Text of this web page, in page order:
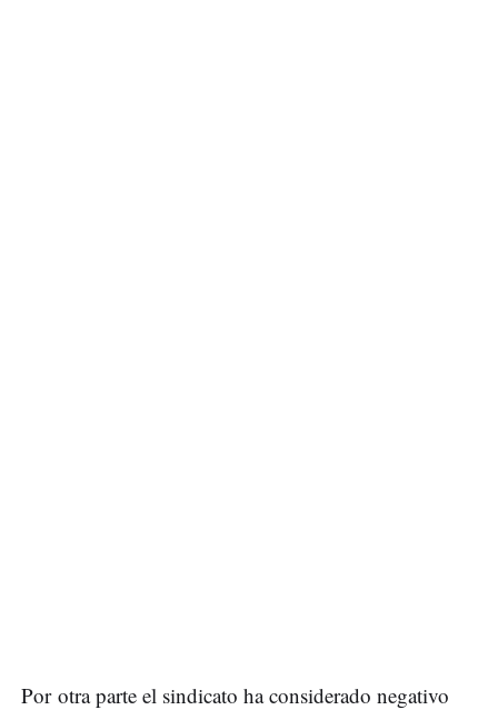
Por otra parte el sindicato ha considerado negativo